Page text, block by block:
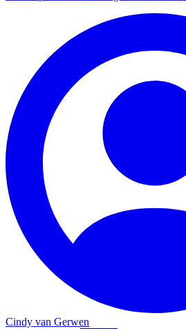
Cindy van Gerwen